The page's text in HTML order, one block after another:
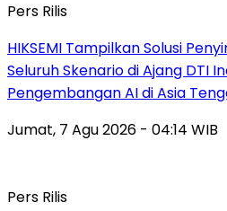
Pers Rilis
HIKSEMI Tampilkan Solusi
Seluruh Skenario di Ajang DTI
Pengembangan AI di Asia
Jumat, 7 Agu 2026 - 04:14 WIB
Pers Rilis